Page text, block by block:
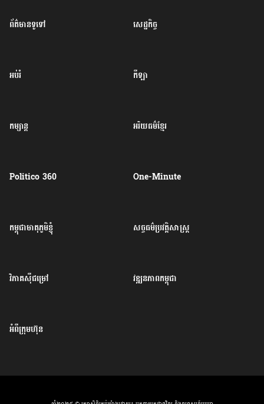
ព័ត៌មានទូទៅ សេដ្ឋកិច្ច
អប់រំ កីឡា
កម្សាន្ត អរិយធម៌ខ្មែរ
Politico 360 One-Minute
កម្ពុជាមាតុភូមិខ្ញុំ សច្ចធម៌ប្រវត្តិសាស្ត្រ
វិភាគសុីជម្រៅ វឌ្ឍនភាពកម្ពុជា
អំពីក្រុមហ៊ុន